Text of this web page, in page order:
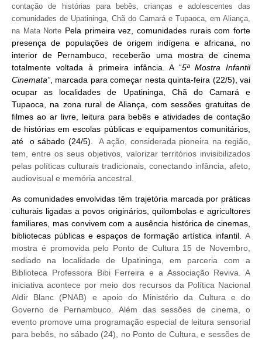
contação de histórias para bebês, crianças e adolescentes das
comunidades de Upatininga, Chã do Camará e Tupaoca, em Aliança,
na Mata Norte Pela primeira vez, comunidades rurais com forte
presença de populações de origem indígena e africana, no
interior de Pernambuco, receberão uma mostra de cinema
totalmente voltada à primeira infância. A “5ª Mostra Infantil
Cinemata” , marcada para começar nesta quinta-feira (22/5), vai
ocupar as localidades de Upatininga, Chã do Camará e
Tupaoca, na zona rural de Aliança, com sessões gratuitas de
filmes ao ar livre, leitura para bebês e atividades de contação
de histórias em escolas públicas e equipamentos comunitários,
até o sábado (24/5). A ação, considerada pioneira na região,
tem, entre os seus objetivos, valorizar territórios invisibilizados
pelas políticas culturais tradicionais, conectando infância, afeto,
audiovisual e memória ancestral.
As comunidades envolvidas têm trajetória marcada por práticas
culturais ligadas a povos originários, quilombolas e agricultores
familiares, mas convivem com a ausência histórica de cinemas,
bibliotecas públicas e espaços de formação artística infantil. A
mostra é promovida pelo Ponto de Cultura 15 de Novembro,
sediado na localidade de Upatininga, em parceria com a
Biblioteca Professora Bibi Ferreira e a Associação Reviva. A
iniciativa acontece por meio dos recursos da Política Nacional
Aldir Blanc (PNAB) e apoio do Ministério da Cultura e do
Governo de Pernambuco. Além das sessões de cinema, o
evento promove uma programação especial de leitura sensorial
para bebês, no sábado (24), no Ponto de Cultura, e sessões de